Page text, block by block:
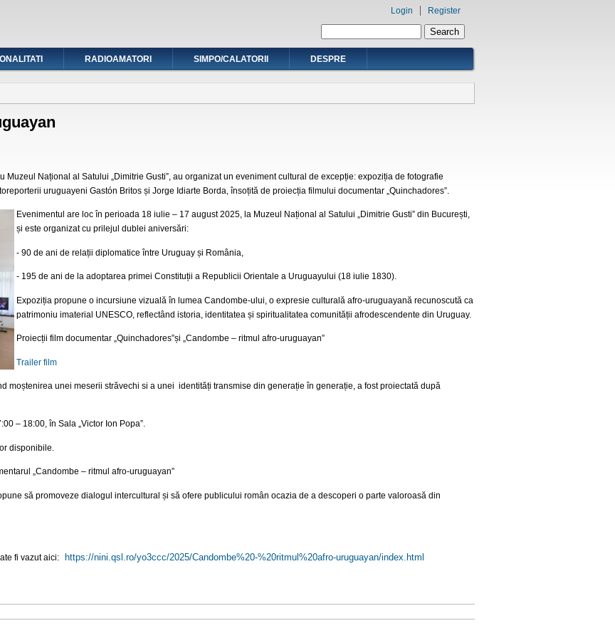
Login Register
RADIOAMATORI SIMPO/CALATORII DESPRE
Național al Satului „Dimitrie Gusti”, au organizat un eveniment cultural de excepție: expoziția de fotografie
uruguayeni Gastón Britos și Jorge Idiarte Borda, însoțită de proiecția filmului documentar „Quinchadores”.
Evenimentul are loc în perioada 18 iulie – 17 august 2025, la Muzeul Național al Satului „Dimitrie Gusti” din București,
și este organizat cu prilejul dublei aniversări:
- 90 de ani de relații diplomatice între Uruguay și România,
- 195 de ani de la adoptarea primei Constituții a Republicii Orientale a Uruguayului (18 iulie 1830).
Expoziția propune o incursiune vizuală în lumea Candombe-ului, o expresie culturală afro-uruguayană recunoscută ca
patrimoniu imaterial UNESCO, reflectând istoria, identitatea și spiritualitatea comunității afrodescendente din Uruguay.
Proiecții film documentar „Quinchadores”și „Candombe – ritmul afro-uruguayan”
Trailer film
moștenirea unei meserii străvechi si a unei identități transmise din generație în generație, a fost proiectată după
– 18:00, în Sala „Victor Ion Popa”.
disponibile.
„Candombe – ritmul afro-uruguayan”
să promoveze dialogul intercultural și să ofere publicului român ocazia de a descoperi o parte valoroasă din
fi vazut aici: https://nini.qsl.ro/yo3ccc/2025/Candombe%20-%20ritmul%20afro-uruguayan/index.html